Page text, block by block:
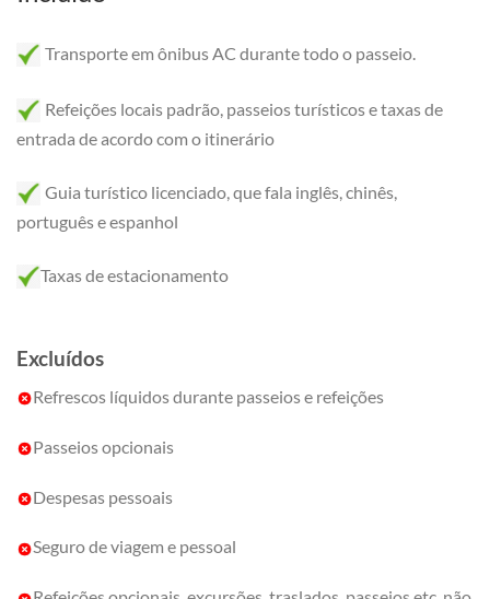
Transporte em ônibus AC durante todo o passeio.
Refeições locais padrão, passeios turísticos e taxas de
entrada de acordo com o itinerário
Guia turístico licenciado, que fala inglês, chinês,
português e espanhol
Taxas de estacionamento
Excluídos
Refrescos líquidos durante passeios e refeições
Passeios opcionais
Despesas pessoais
Seguro de viagem e pessoal